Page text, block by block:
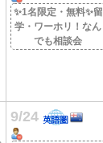
✨1名限定・無料✨留
学・ワーホリ！なん
でも相談会
9/24